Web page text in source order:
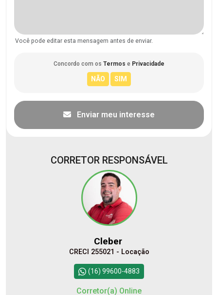
Você pode editar esta mensagem antes de enviar.
Concordo com os Termos e Privacidade
Enviar meu interesse
CORRETOR RESPONSÁVEL
Cleber
CRECI 255021 - Locação
(16) 99600-4883
Corretor(a) Online